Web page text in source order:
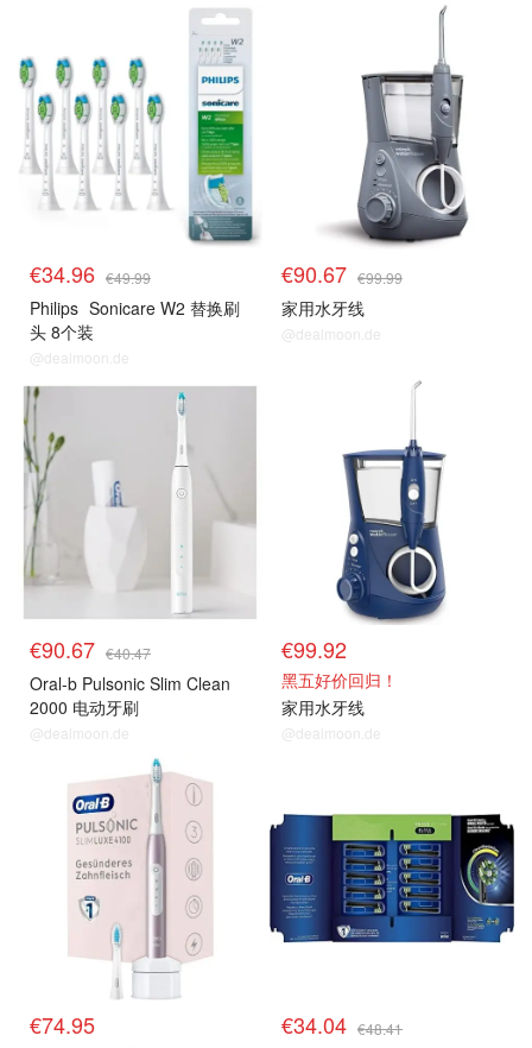
€34.96 €49.99
Philips Sonicare W2 替换刷
头 8个装
@dealmoon.de
€90.67 €99.99
家用水牙线
@dealmoon.de
€90.67 €40.47
Oral-b Pulsonic Slim Clean
2000 电动牙刷
@dealmoon.de
€99.92
黑五好价回归！
家用水牙线
@dealmoon.de
€74.95 €34.04 €48.41